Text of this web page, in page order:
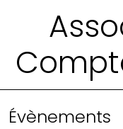
Évènements
4 h 00 min